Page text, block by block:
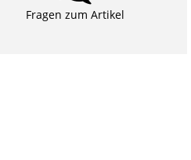
Fragen zum Artikel